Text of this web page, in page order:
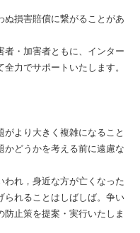
ぬ損害賠償に繋がることがあ
者・加害者ともに、インター
力でサポートいたします。
より大きく複雑になること
かどうかを考える前に遠慮な
われ，身近な方が亡くなった
られることはしばしば。争い
止策を提案・実行いたしま